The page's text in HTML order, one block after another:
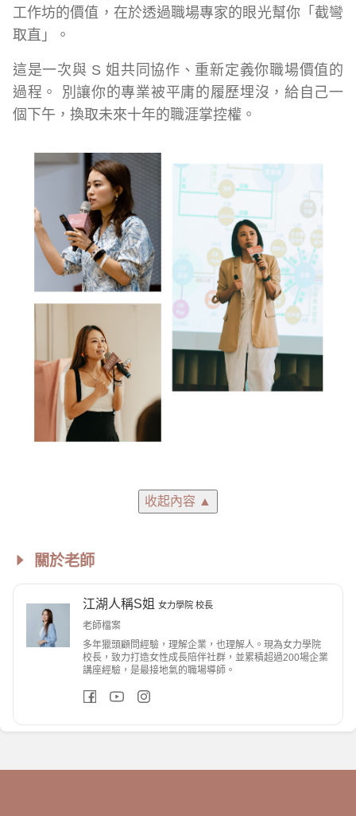
工作坊的價值，在於透過職場專家的眼光幫你「截彎
取直」。
這是一次與 S 姐共同協作、重新定義你職場價值的
過程。 別讓你的專業被平庸的履歷埋沒，給自己一
個下午，換取未來十年的職涯掌控權。
收起內容 ▲
關於老師
江湖人稱S姐 女力學院 校長
老師檔案
多年獵頭顧問經驗，理解企業，也理解人。現為女力學院
校長，致力打造女性成長陪伴社群，並累積超過200場企業
講座經驗，是最接地氣的職場導師。